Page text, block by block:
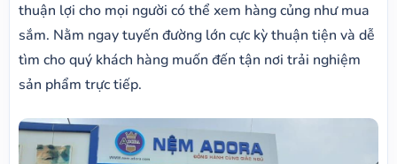
thuận lợi cho mọi người có thể xem hàng củng như mua
sắm. Nằm ngay tuyến đường lớn cực kỳ thuận tiện và dễ
tìm cho quý khách hàng muốn đến tận nơi trải nghiệm
sản phẩm trực tiếp.